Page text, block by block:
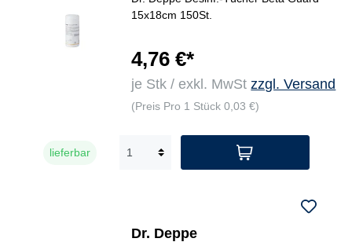
15x18cm 150St.
4,76 €*
je Stk / exkl. MwStzzgl. Versand
(Preis Pro 1 Stück 0,03 €)
lieferbar
Dr. Deppe